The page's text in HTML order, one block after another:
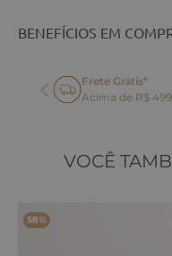
BENEFÍCIOS EM
Frete Grátis*
Acima de R$
VOCÊ
58%